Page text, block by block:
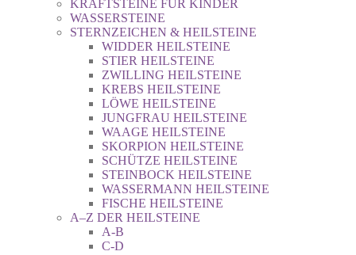
KRAFTSTEINE FÜR KINDER
WASSERSTEINE
STERNZEICHEN & HEILSTEINE
WIDDER HEILSTEINE
STIER HEILSTEINE
ZWILLING HEILSTEINE
KREBS HEILSTEINE
LÖWE HEILSTEINE
JUNGFRAU HEILSTEINE
WAAGE HEILSTEINE
SKORPION HEILSTEINE
SCHÜTZE HEILSTEINE
STEINBOCK HEILSTEINE
WASSERMANN HEILSTEINE
FISCHE HEILSTEINE
A–Z DER HEILSTEINE
A-B
C-D